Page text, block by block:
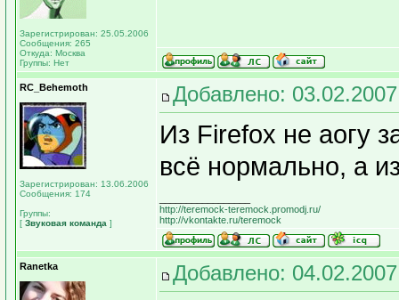
Зарегистрирован: 25.05.2006
Сообщения: 265
Откуда: Москва
Группы: Нет
RC_Behemoth
Зарегистрирован: 13.06.2006
Сообщения: 174
Группы:
[ Звуковая команда ]
Добавлено:
Из Firefox не аогу
всё нормально, а
http://teremock-teremock.promodj.ru/
http://vkontakte.ru/teremock
Ranetka Добавлено: